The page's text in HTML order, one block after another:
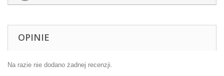
OPINIE
Na razie nie dodano żadnej recenzji.